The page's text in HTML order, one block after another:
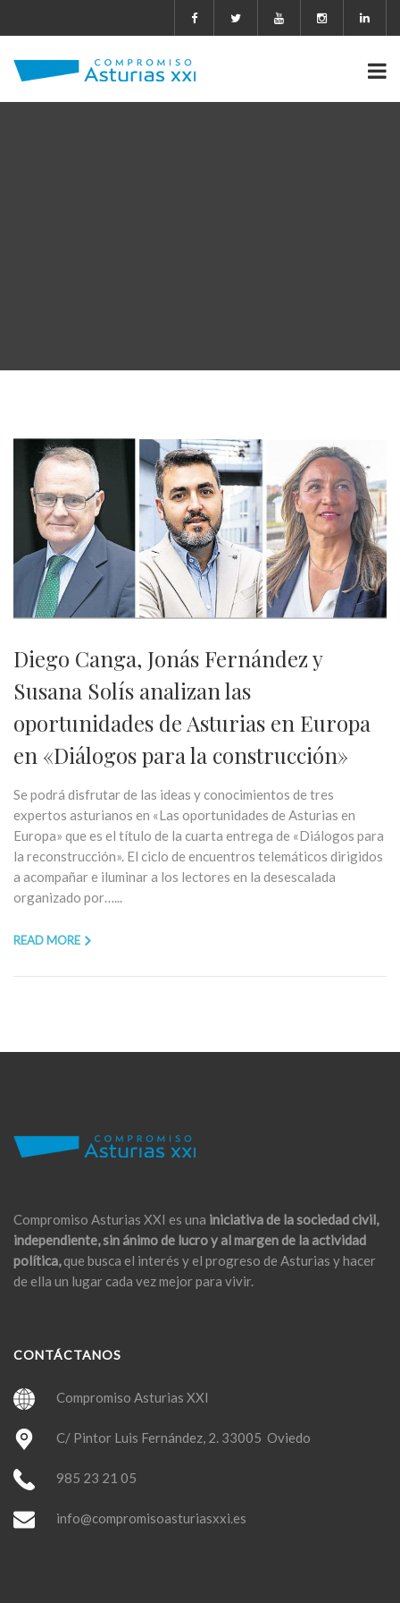
Diego Canga, Jonás Fernández y
Susana Solís analizan las
oportunidades de Asturias en Europa
en «Diálogos para la construcción»
Se podrá disfrutar de las ideas y conocimientos de tres
expertos asturianos en «Las oportunidades de Asturias en
Europa» que es el título de la cuarta entrega de «Diálogos para
la reconstrucción». El ciclo de encuentros telemáticos dirigidos
a acompañar e iluminar a los lectores en la desescalada
organizado por…...
READ MORE
Compromiso Asturias XXI es una iniciativa de la sociedad civil,
independiente, sin ánimo de lucro y al margen de la actividad
política,que busca el interés y el progreso de Asturias y hacer
de ella un lugar cada vez mejor para vivir.
CONTÁCTANOS
Compromiso Asturias XXI
C/ Pintor Luis Fernández, 2. 33005 Oviedo
985 23 21 05
info@compromisoasturiasxxi.es